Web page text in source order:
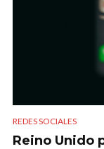
REDES SOCIALES
Reino Unido